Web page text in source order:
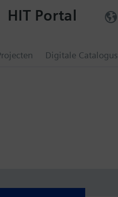
Digitale Catalogus
HIT Portal